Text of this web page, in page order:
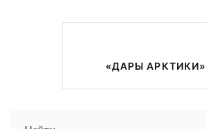
«ДАРЫ АРКТИКИ»